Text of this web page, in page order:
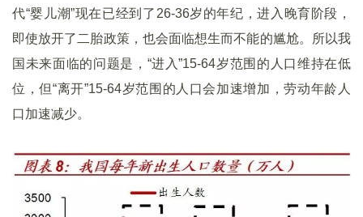
代“婴儿潮”现在已经到了26-36岁的年纪，进入晚育阶段，
即使放开了二胎政策，也会面临想生而不能的尴尬。所以我
国未来面临的问题是，“进入”15-64岁范围的人口维持在低
位，但“离开”15-64岁范围的人口会加速增加，劳动年龄人
口加速减少。